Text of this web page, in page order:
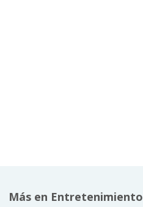
Más en Entretenimiento